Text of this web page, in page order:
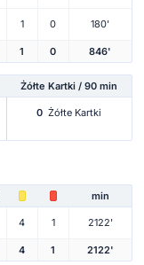
1 0 180'
1 0 846'
Żółte Kartki / 90 min
0 Żółte Kartki
min
4 1 2122'
4 1 2122'